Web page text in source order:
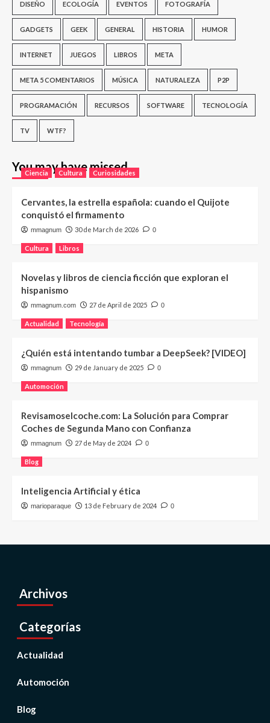
DISEÑO ECOLOGÍA EVENTOS FOTOGRAFÍA
GADGETS GEEK GENERAL HISTORIA HUMOR
INTERNET JUEGOS LIBROS META
META 5 COMENTARIOS MÚSICA NATURALEZA P2P
PROGRAMACIÓN RECURSOS SOFTWARE TECNOLOGÍA
TV WTF?
You may have missed
Ciencia Cultura Curiosidades
Cervantes, la estrella española: cuando el Quijote
conquistó el firmamento
mmagnum 30 de March de 2026 0
Cultura Libros
Novelas y libros de ciencia ficción que exploran el
hispanismo
mmagnum.com 27 de April de 2025 0
Actualidad Tecnología
¿Quién está intentando tumbar a DeepSeek? [VIDEO]
mmagnum 29 de January de 2025 0
Automoción
Revisamoselcoche.com: La Solución para Comprar
Coches de Segunda Mano con Confianza
mmagnum 27 de May de 2024 0
Blog
Inteligencia Artificial y ética
marioparaque 13 de February de 2024 0
Archivos
Categorías
Actualidad
Automoción
Blog